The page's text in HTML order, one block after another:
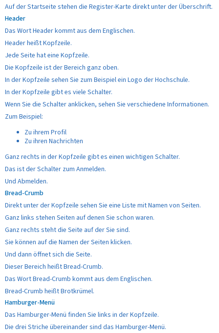
Auf der Startseite stehen die Register-Karte direkt unter der Überschrift.
Header
Das Wort Header kommt aus dem Englischen.
Header heißt Kopfzeile.
Jede Seite hat eine Kopfzeile.
Die Kopfzeile ist der Bereich ganz oben.
In der Kopfzeile sehen Sie zum Beispiel ein Logo der Hochschule.
In der Kopfzeile gibt es viele Schalter.
Wenn Sie die Schalter anklicken, sehen Sie verschiedene Informationen.
Zum Beispiel:
Zu ihrem Profil
Zu ihren Nachrichten
Ganz rechts in der Kopfzeile gibt es einen wichtigen Schalter.
Das ist der Schalter zum Anmelden.
Und Abmelden.
Bread-Crumb
Direkt unter der Kopfzeile sehen Sie eine Liste mit Namen von Seiten.
Ganz links stehen Seiten auf denen Sie schon waren.
Ganz rechts steht die Seite auf der Sie sind.
Sie können auf die Namen der Seiten klicken.
Und dann öffnet sich die Seite.
Dieser Bereich heißt Bread-Crumb.
Das Wort Bread-Crumb kommt aus dem Englischen.
Bread-Crumb heißt Brotkrümel.
Hamburger-Menü
Das Hamburger-Menü finden Sie links in der Kopfzeile.
Die drei Striche übereinander sind das Hamburger-Menü.